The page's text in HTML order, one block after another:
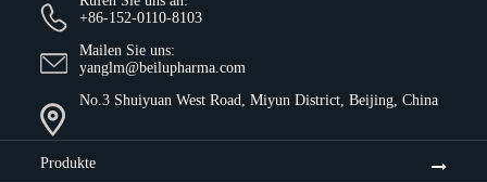
+86-152-0110-8103
Mailen Sie uns:
yanglm@beilupharma.com
No.3 Shuiyuan West Road, Miyun District, Beijing, China
Produkte